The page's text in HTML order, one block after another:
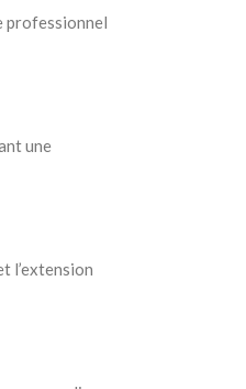
professionnel
une
l’extension